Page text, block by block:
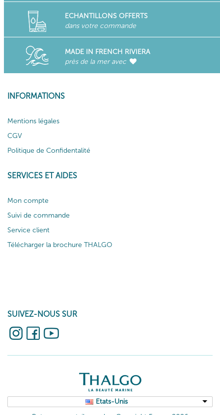
ECHANTILLONS OFFERTS
dans votre commande
MADE IN FRENCH RIVIERA
près de la mer avec
INFORMATIONS
Mentions légales
CGV
Politique de Confidentalité
SERVICES ET AIDES
Mon compte
Suivi de commande
Service client
Télécharger la brochure THALGO
SUIVEZ-NOUS SUR
Etats-Unis